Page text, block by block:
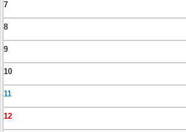
7
8
9
10
11
12